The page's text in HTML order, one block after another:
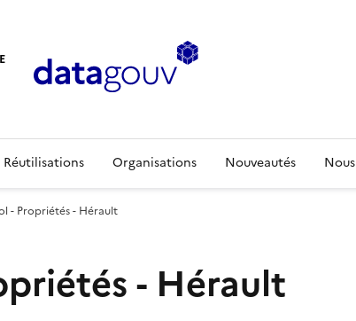
Réutilisations Organisations Nouveautés
- Propriétés - Hérault
- Hérault